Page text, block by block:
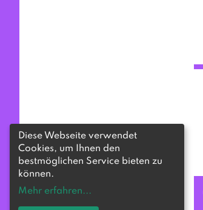
Diese Webseite verwendet
Cookies, um Ihnen den
bestmöglichen Service bieten zu
können.
Mehr erfahren...